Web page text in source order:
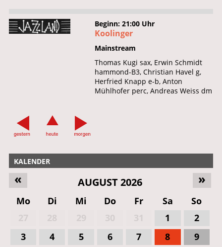
Beginn: 21:00 Uhr
Koolinger
Mainstream
Thomas Kugi sax, Erwin Schmidt
hammond-B3, Christian Havel g,
Herfried Knapp e-b, Anton
Mühlhofer perc, Andreas Weiss dm
KALENDER
»
« AUGUST 2026
Mo Di Mi Do Fr Sa
So
1
2
3
4 5 6 7 8
9